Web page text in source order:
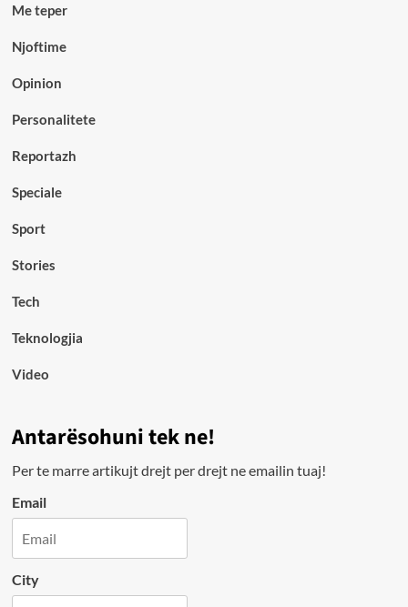
Me teper
Njoftime
Opinion
Personalitete
Reportazh
Speciale
Sport
Stories
Tech
Teknologjia
Video
Antarësohuni tek ne!
Per te marre artikujt drejt per drejt ne emailin tuaj!
Email
City